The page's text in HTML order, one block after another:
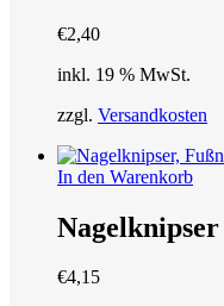
€2,40
inkl. 19 % MwSt.
zzgl. Versandkosten
In den Warenkorb
€4,15